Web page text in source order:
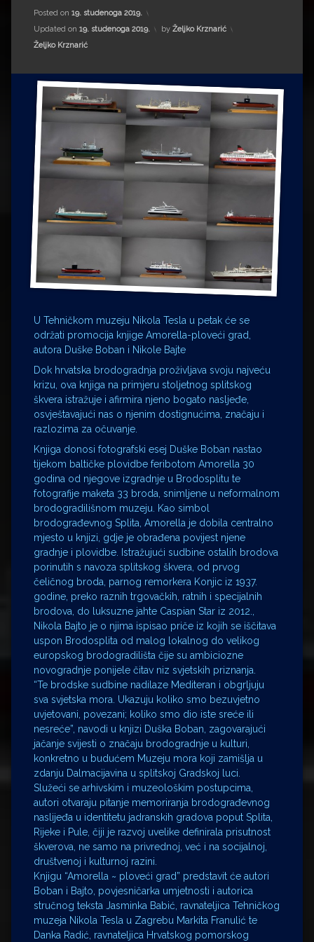
Drugi autori
Drugi autori
Matea Andrić
Ljiljana Lekanić-Kljaić
Željko Krznarić
Mario Lovreković
Miroslav Šantek
Posted on 19. studenoga 2019.
Updated on 19. studenoga 2019. by Željko Krznarić
Kategorije:
Željko Krznarić
U Tehničkom muzeju Nikola Tesla u petak će se
održati promocija knjige Amorella-ploveći grad,
autora Duške Boban i Nikole Bajte
Dok hrvatska brodogradnja proživljava svoju najveću
krizu, ova knjiga na primjeru stoljetnog splitskog
škvera istražuje i afirmira njeno bogato nasljeđe,
osvještavajući nas o njenim dostignućima, značaju i
razlozima za očuvanje.
Knjiga donosi fotografski esej Duške Boban nastao
tijekom baltičke plovidbe feribotom Amorella 30
godina od njegove izgradnje u Brodosplitu te
fotografije maketa 33 broda, snimljene u neformalnom
brodogradilišnom muzeju. Kao simbol
brodograđevnog Splita, Amorella je dobila centralno
mjesto u knjizi, gdje je obrađena povijest njene
gradnje i plovidbe. Istražujući sudbine ostalih brodova
porinutih s navoza splitskog škvera, od prvog
čeličnog broda, parnog remorkera Konjic iz 1937.
godine, preko raznih trgovačkih, ratnih i specijalnih
brodova, do luksuzne jahte Caspian Star iz 2012.,
Nikola Bajto je o njima ispisao priče iz kojih se iščitava
uspon Brodosplita od malog lokalnog do velikog
europskog brodogradilišta čije su ambiciozne
novogradnje ponijele čitav niz svjetskih priznanja.
“Te brodske sudbine nadilaze Mediteran i obgrljuju
sva svjetska mora. Ukazuju koliko smo bezuvjetno
uvjetovani, povezani; koliko smo dio iste sreće ili
nesreće”, navodi u knjizi Duška Boban, zagovarajući
jačanje svijesti o značaju brodogradnje u kulturi,
konkretno u budućem Muzeju mora koji zamišlja u
zdanju Dalmacijavina u splitskoj Gradskoj luci.
Služeći se arhivskim i muzeološkim postupcima,
autori otvaraju pitanje memoriranja brodograđevnog
naslijeđa u identitetu jadranskih gradova poput Splita,
Rijeke i Pule, čiji je razvoj uvelike definirala prisutnost
škverova, ne samo na privrednoj, već i na socijalnoj,
društvenoj i kulturnoj razini.
Knjigu “Amorella ~ ploveći grad” predstavit će autori
Boban i Bajto, povjesničarka umjetnosti i autorica
stručnog teksta Jasminka Babić, ravnateljica Tehničkog
muzeja Nikola Tesla u Zagrebu Markita Franulić te
Danka Radić, ravnateljica Hrvatskog pomorskog